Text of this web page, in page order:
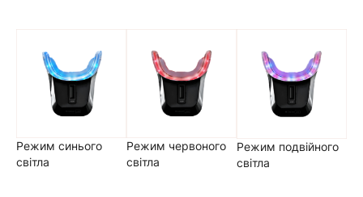
Режим синього
світла
Режим червоного
світла
Режим подвійного
світла